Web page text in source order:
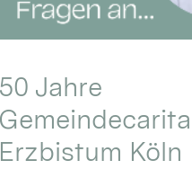
50 Jahre
Erzbistum Köln